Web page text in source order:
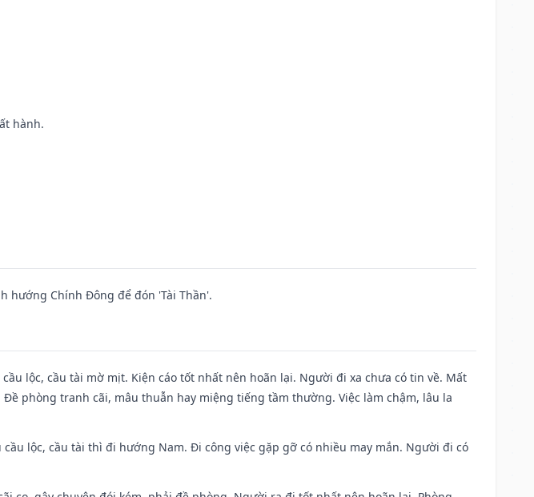
hành.
hướng Chính Đông để đón 'Tài Thần'.
lộc, cầu tài mờ mịt. Kiện cáo tốt nhất nên hoãn lại. Người đi xa chưa có tin về. Mất
phòng tranh cãi, mâu thuẫn hay miệng tiếng tầm thường. Việc làm chậm, lâu la
cầu lộc, cầu tài thì đi hướng Nam. Đi công việc gặp gỡ có nhiều may mắn. Người đi có